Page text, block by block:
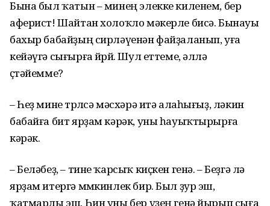
Бына был ҡатын – минең элекке киленем, бер
аферист! Шайтан холоҡло мәкерле бисә. Бынауы
бахыр бабайҙың сирләүенән файҙаланып, уға
кейәүгә сығырға йөрөй. Шул еттеме, әллә
өҫтәйемме?
– Һеҙ мине төрлөсә мәсхәрә итә алаһығыҙ, ләкин
бабайға бит ярҙам кәрәк, уны һауыҡтырырға
кәрәк.
– Беләбеҙ, – тине ҡарсыҡ киҫкен генә. – Беҙгә лә
ярҙам итергә мөмкинлек бир. Был ҙур эш,
ҡатмарлы эш. Һин уны бер үҙең генә йырып сыға